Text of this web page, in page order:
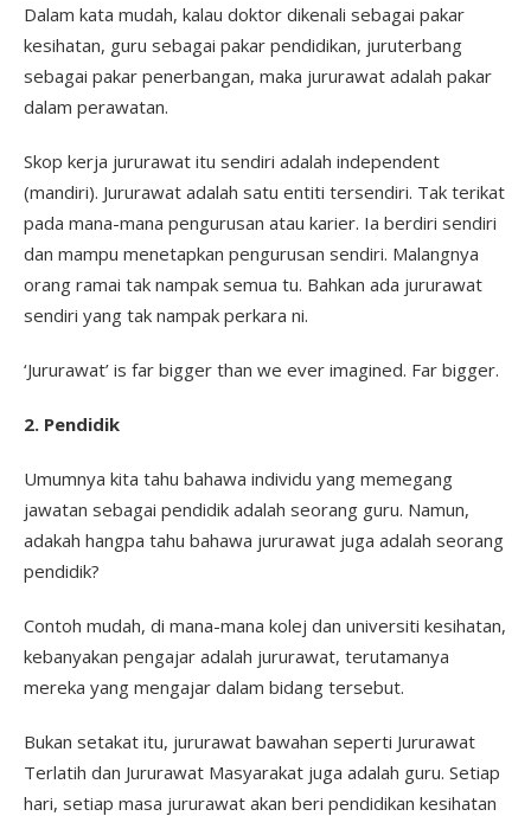
Dalam kata mudah, kalau doktor dikenali sebagai pakar
kesihatan, guru sebagai pakar pendidikan, juruterbang
sebagai pakar penerbangan, maka jururawat adalah pakar
dalam perawatan.
Skop kerja jururawat itu sendiri adalah independent
(mandiri). Jururawat adalah satu entiti tersendiri. Tak terikat
pada mana-mana pengurusan atau karier. Ia berdiri sendiri
dan mampu menetapkan pengurusan sendiri. Malangnya
orang ramai tak nampak semua tu. Bahkan ada jururawat
sendiri yang tak nampak perkara ni.
‘Jururawat’ is far bigger than we ever imagined. Far bigger.
2. Pendidik
Umumnya kita tahu bahawa individu yang memegang
jawatan sebagai pendidik adalah seorang guru. Namun,
adakah hangpa tahu bahawa jururawat juga adalah seorang
pendidik?
Contoh mudah, di mana-mana kolej dan universiti kesihatan,
kebanyakan pengajar adalah jururawat, terutamanya
mereka yang mengajar dalam bidang tersebut.
Bukan setakat itu, jururawat bawahan seperti Jururawat
Terlatih dan Jururawat Masyarakat juga adalah guru. Setiap
hari, setiap masa jururawat akan beri pendidikan kesihatan